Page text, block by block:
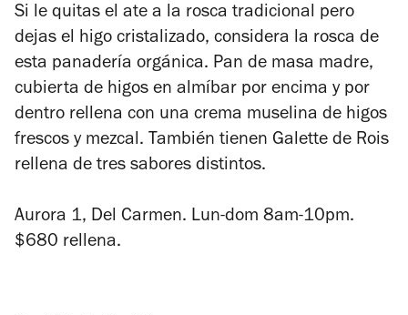
Si le quitas el ate a la rosca tradicional pero
dejas el higo cristalizado, considera la rosca de
esta panadería orgánica. Pan de masa madre,
cubierta de higos en almíbar por encima y por
dentro rellena con una crema muselina de higos
frescos y mezcal. También tienen Galette de Rois
rellena de tres sabores distintos.
Aurora 1, Del Carmen. Lun-dom 8am-10pm.
$680 rellena.